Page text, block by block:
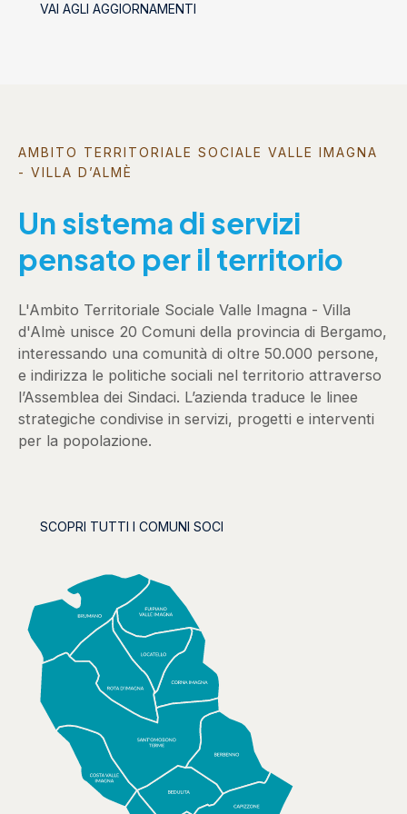
socializzanti (Centri estivi)
VAI AGLI AGGIORNAMENTI
AMBITO TERRITORIALE SOCIALE VALLE IMAGNA
- VILLA D’ALMÈ
Un sistema di servizi
pensato per il territorio
L'Ambito Territoriale Sociale Valle Imagna - Villa
d'Almè unisce 20 Comuni della provincia di Bergamo,
interessando una comunità di oltre 50.000 persone,
e indirizza le politiche sociali nel territorio attraverso
l’Assemblea dei Sindaci. L’azienda traduce le linee
strategiche condivise in servizi, progetti e interventi
per la popolazione.
SCOPRI TUTTI I COMUNI SOCI